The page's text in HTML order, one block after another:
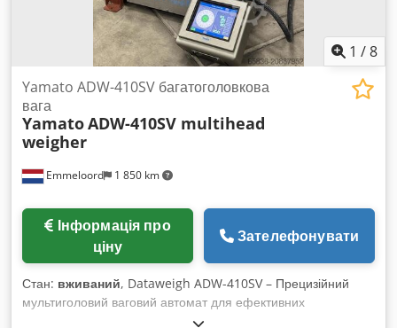
1 /8
Emmeloord 1 850 km
Yamato ADW-410SV багатоголовкова
вага
YamatoADW-410SV multihead
weigher
ціну
Зателефонувати
Стан: вживаний, Dataweigh ADW-410SV – Прецизійний
мультиголовий ваговий автомат для ефективних
пакувальних ліній Dataweigh ADW-410SV — це